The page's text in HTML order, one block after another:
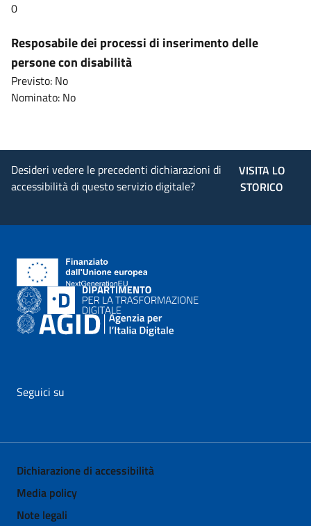
0
Resposabile dei processi di inserimento delle
persone con disabilità
Previsto: No
Nominato: No
Desideri vedere le precedenti dichiarazioni di
accessibilità di questo servizio digitale?
VISITA LO
STORICO
Seguici su
Dichiarazione di accessibilità
Media policy
Note legali